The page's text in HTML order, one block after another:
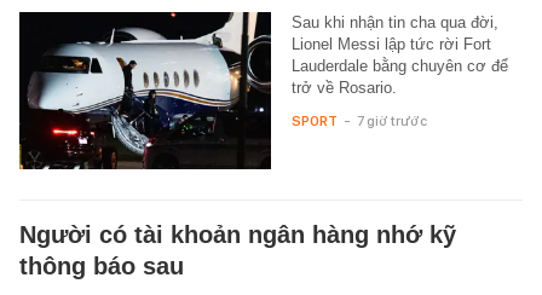
Sau khi nhận tin cha qua đời,
Lionel Messi lập tức rời Fort
Lauderdale bằng chuyên cơ để
trở về Rosario.
SPORT - 7 giờ trước
Người có tài khoản ngân hàng nhớ kỹ
thông báo sau